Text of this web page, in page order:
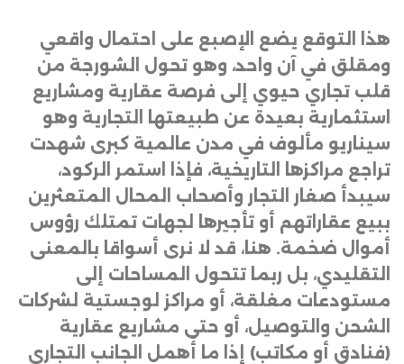
هذا التوقع يضع الإصبع على احتمال واقعي
ومقلق في آن واحد، وهو تحول الشورجة من
قلب تجاري حيوي إلى فرصة عقارية ومشاريع
استثمارية بعيدة عن طبيعتها التجارية وهو
سيناريو مألوف في مدن عالمية كبرى شهدت
تراجع مراكزها التاريخية، فإذا استمر الركود،
سيبدأ صغار التجار وأصحاب المحال المتعثرين
ببيع عقاراتهم أو تأجيرها لجهات تمتلك رؤوس
أموال ضخمة. هنا، قد لا نرى أسواقا بالمعنى
التقليدي، بل ربما تتحول المساحات إلى
مستودعات مغلقة، أو مراكز لوجستية لشركات
الشحن والتوصيل، أو حتى مشاريع عقارية
(فنادق أو مكاتب) إذا ما أُهمل الجانب التجاري